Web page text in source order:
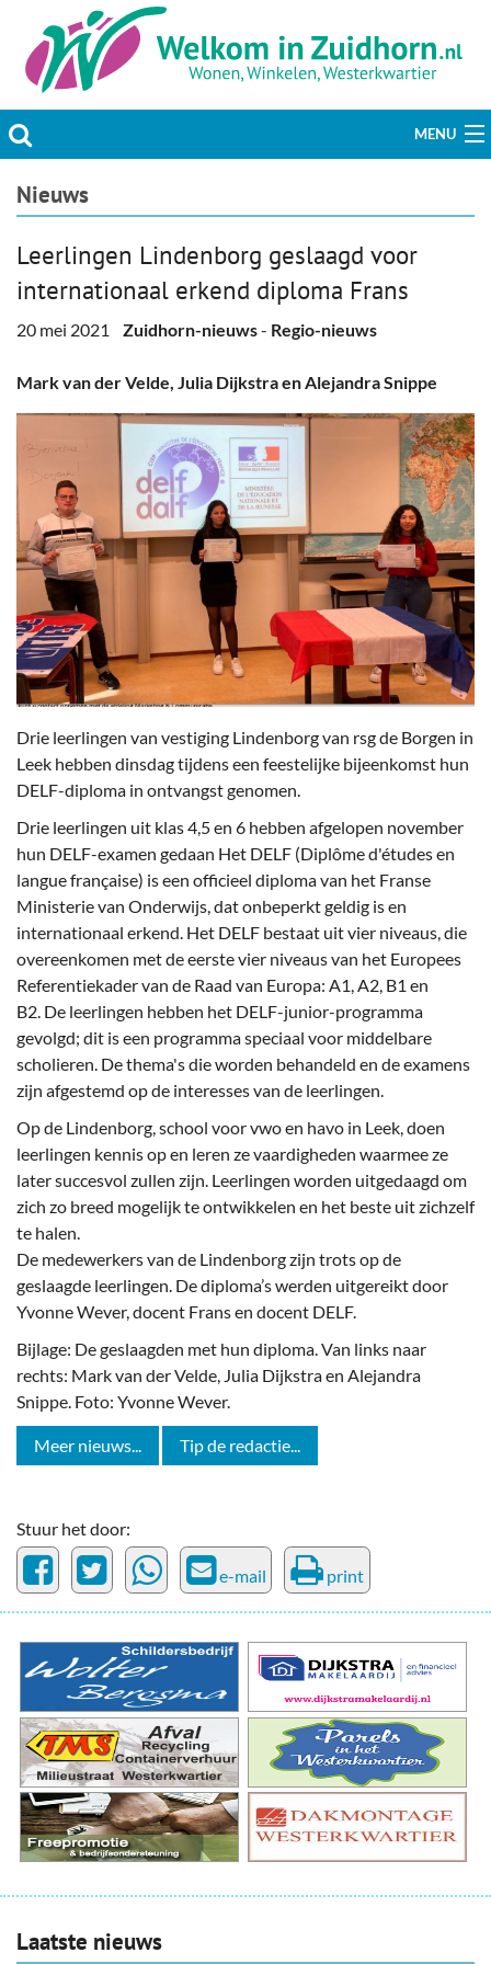
MENU
Actueel
Welzijn & Maatschappij
Bedrijven
Prikbord & Aanbiedingen
Plaats bericht
Nieuws
Leerlingen Lindenborg geslaagd voor
internationaal erkend diploma Frans
20 mei 2021 Zuidhorn-nieuws- Regio-nieuws
Mark van der Velde, Julia Dijkstra en Alejandra Snippe
Drie leerlingen van vestiging Lindenborg van rsg de Borgen in
Leek hebben dinsdag tijdens een feestelijke bijeenkomst hun
DELF-diploma in ontvangst genomen.
Drie leerlingen uit klas 4,5 en 6 hebben afgelopen november
hun DELF-examen gedaan Het DELF (Diplôme d'études en
langue française) is een officieel diploma van het Franse
Ministerie van Onderwijs, dat onbeperkt geldig is en
internationaal erkend. Het DELF bestaat uit vier niveaus, die
overeenkomen met de eerste vier niveaus van het Europees
Referentiekader van de Raad van Europa: A1, A2, B1 en
B2. De leerlingen hebben het DELF-junior-programma
gevolgd; dit is een programma speciaal voor middelbare
scholieren. De thema's die worden behandeld en de examens
zijn afgestemd op de interesses van de leerlingen.
Op de Lindenborg, school voor vwo en havo in Leek, doen
leerlingen kennis op en leren ze vaardigheden waarmee ze
later succesvol zullen zijn. Leerlingen worden uitgedaagd om
zich zo breed mogelijk te ontwikkelen en het beste uit zichzelf
te halen.
De medewerkers van de Lindenborg zijn trots op de
geslaagde leerlingen. De diploma’s werden uitgereikt door
Yvonne Wever, docent Frans en docent DELF.
Bijlage: De geslaagden met hun diploma. Van links naar
rechts: Mark van der Velde, Julia Dijkstra en Alejandra
Snippe. Foto: Yvonne Wever.
Meer nieuws... Tip de redactie...
Stuur het door:
e-mail print
Laatste nieuws